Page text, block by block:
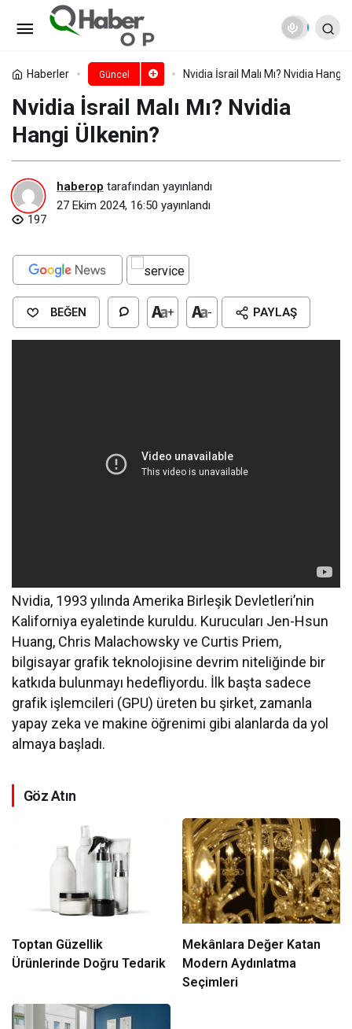
Haberler Güncel Nvidia İsrail Malı Mı? Nvidia Hangi
Nvidia İsrail Malı Mı? Nvidia
Hangi Ülkenin?
haberop tarafından yayınlandı
27 Ekim 2024, 16:50 yayınlandı
197
BEĞEN + - PAYLAŞ
Nvidia, 1993 yılında Amerika Birleşik Devletleri’nin
Kaliforniya eyaletinde kuruldu. Kurucuları Jen-Hsun
Huang, Chris Malachowsky ve Curtis Priem,
bilgisayar grafik teknolojisine devrim niteliğinde bir
katkıda bulunmayı hedefliyordu. İlk başta sadece
grafik işlemcileri (GPU) üreten bu şirket, zamanla
yapay zeka ve makine öğrenimi gibi alanlarda da yol
almaya başladı.
Göz Atın
Toptan Güzellik
Ürünlerinde Doğru Tedarik
Mekânlara Değer Katan
Modern Aydınlatma
Seçimleri
AMD İsrail Malı Mı? AMD Hangi
Ülkenin?Yorum Yap